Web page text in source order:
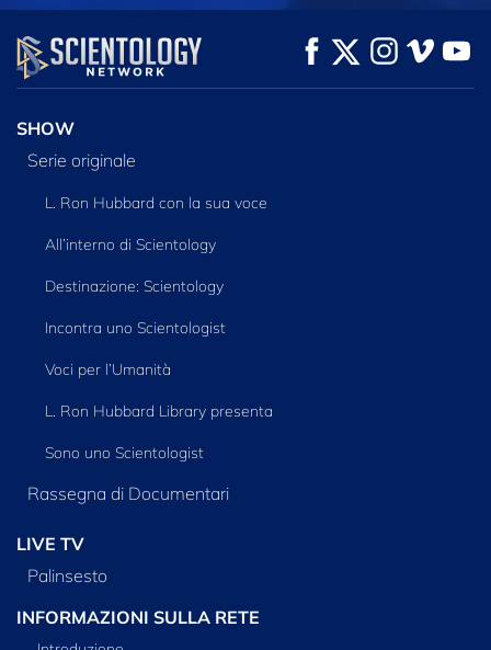
GUARDA
ESPLORA LE
SERIE
SHOW
Serie originale
L. Ron Hubbard con la sua voce
All’interno di Scientology
Destinazione: Scientology
Incontra uno Scientologist
Voci per l’Umanità
L. Ron Hubbard Library presenta
Sono uno Scientologist
Rassegna di Documentari
LIVE TV
Palinsesto
INFORMAZIONI SULLA RETE